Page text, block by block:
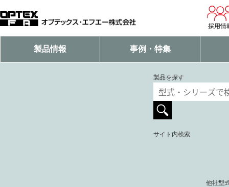
採用情
製品情報 事例・特集
製品を探す
サイト内検索
他社型